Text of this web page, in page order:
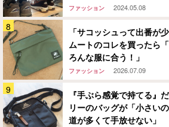
ファッション 2024.05.08
「サコッシュって出番
ムートのコレを買ったら
ろんな服に合う！」
ファッション 2026.07.09
『手ぶら感覚で持てる
リーのバッグが「小さい
道が多くて手放せない」